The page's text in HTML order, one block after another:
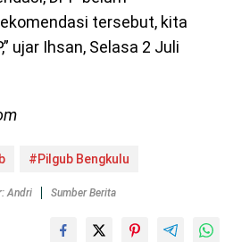
tersebut, kita
ujar Ihsan, Selasa 2 Juli
#Pilgub Bengkulu
Andri Sumber Berita